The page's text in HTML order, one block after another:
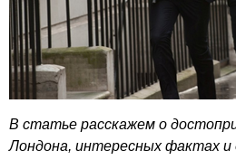
В статье расскажем о
Лондона, интересных фактах и